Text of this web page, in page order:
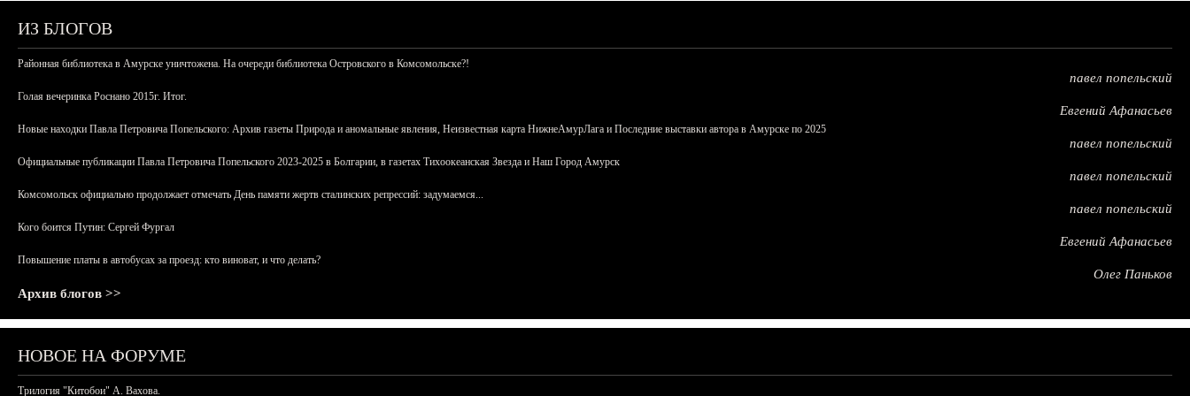
ИЗ БЛОГОВ
Районная библиотека в Амурске уничтожена. На очереди библиотека Островского в Комсомольске?!
павел попельский
Голая вечеринка Роснано 2015г. Итог.
Евгений Афанасьев
Новые находки Павла Петровича Попельского: Архив газеты Природа и аномальные явления, Неизвестная карта НижнеАмурЛага и Последние выставки автора в Амурске по 2025
павел попельский
Официальные публикации Павла Петровича Попельского 2023-2025 в Болгарии, в газетах Тихоокеанская Звезда и Наш Город Амурск
павел попельский
Комсомольск официально продолжает отмечать День памяти жертв сталинских репрессий: задумаемся...
павел попельский
Кого боится Путин: Сергей Фургал
Евгений Афанасьев
Повышение платы в автобусах за проезд: кто виноват, и что делать?
Олег Паньков
Архив блогов >>
НОВОЕ НА ФОРУМЕ
Трилогия "Китобои" А. Вахова.